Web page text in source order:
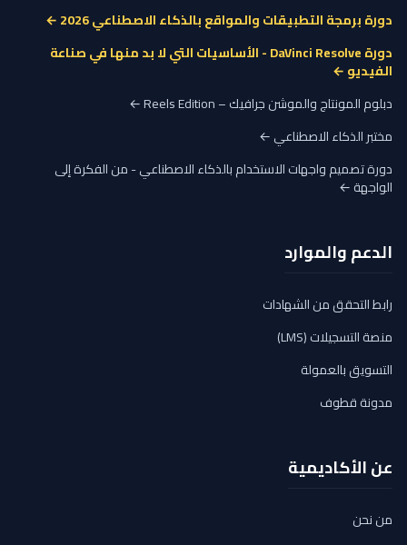
دورة برمجة التطبيقات والمواقع بالذكاء الاصطناعي 2026 ←
دورة DaVinci Resolve - الأساسيات التي لا بد منها في صناعة
الفيديو ←
دبلوم المونتاج والموشن جرافيك – Reels Edition ←
مختبر الذكاء الاصطناعي ←
دورة تصميم واجهات الاستخدام بالذكاء الاصطناعي - من الفكرة إلى
الواجهة ←
الدعم والموارد
رابط التحقق من الشهادات
منصة التسجيلات (LMS)
التسويق بالعمولة
مدونة قطوف
عن الأكاديمية
من نحن